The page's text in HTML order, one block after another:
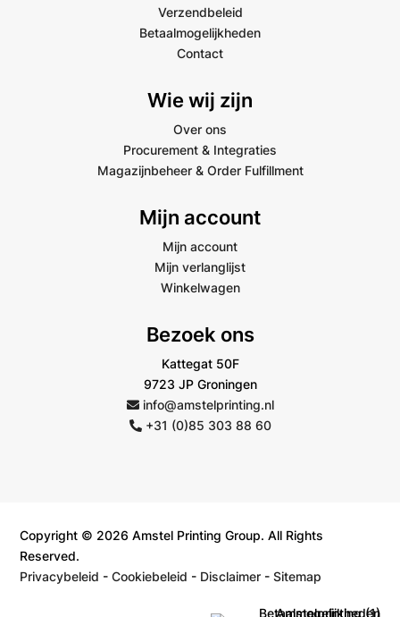
Verzendbeleid
Betaalmogelijkheden
Contact
Wie wij zijn
Over ons
Procurement & Integraties
Magazijnbeheer & Order Fulfillment
Mijn account
Mijn account
Mijn verlanglijst
Winkelwagen
Bezoek ons
Kattegat 50F
9723 JP Groningen
info@amstelprinting.nl
+31 (0)85 303 88 60
Copyright © 2026 Amstel Printing Group. All Rights
Reserved.
Privacybeleid -Cookiebeleid - Disclaimer -Sitemap